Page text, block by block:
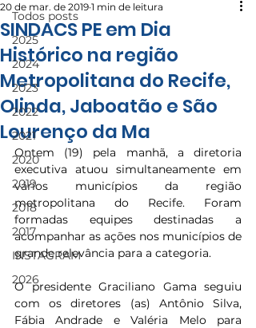
Todos posts
2025
2024
2023
2022
2021
2020
2019
2018
2017
INSTAGRAM
2026
SINDACS PE em Dia
Histórico na região
Metropolitana do Recife,
Olinda, Jaboatão e São
Lourenço da Ma
20 de mar. de 2019 1 min de leitura
Ontem (19) pela manhã, a diretoria
executiva atuou simultaneamente em
vários municípios da região
metropolitana do Recife. Foram
formadas equipes destinadas a
acompanhar as ações nos municípios de
grande relevância para a categoria.
O presidente Graciliano Gama seguiu
com os diretores (as) Antônio Silva,
Fábia Andrade e Valéria Melo para